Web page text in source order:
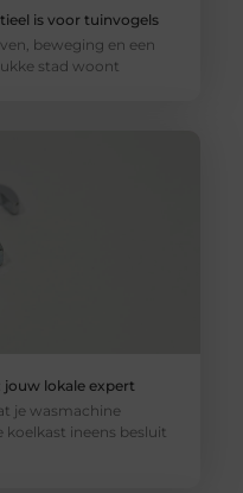
is voor tuinvogels
beweging en een
stad woont
jouw lokale expert
je wasmachine
ineens besluit